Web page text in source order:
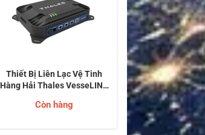
Thiết Bị Liên Lạc Vệ Tinh
Hàng Hải Thales VesseLINK
Còn hàng